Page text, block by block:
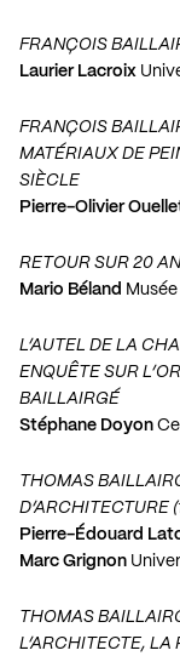
FRANÇOIS
Laurier Lacroix
FRANÇOIS
MATÉRIAUX DE
SIÈCLE
Pierre-Olivier
RETOUR SUR 20
Mario Béland
L’AUTEL DE LA
ENQUÊTE SUR
BAILLAIRGÉ
Stéphane Doyon
THOMAS
D’ARCHITECTURE
Pierre-Édouard
Marc Grignon
THOMAS
L’ARCHITECTE, LA